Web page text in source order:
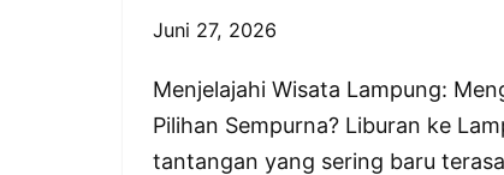
Juni 27, 2026
Menjelajahi Wisata Lampung:
Pilihan Sempurna? Liburan ke
tantangan yang sering baru